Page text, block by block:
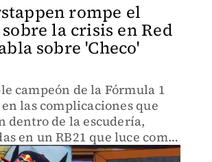
rompe el
la crisis en Red
sobre 'Checo'
campeón de la Fórmula 1
las complicaciones que
dentro de la escudería,
en un RB21 que luce como